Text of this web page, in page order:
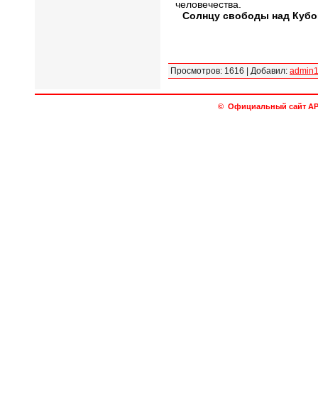
человечества.
Солнцу свободы над
Просмотров: 1616 Добавил: admin1
© Официальный сайт